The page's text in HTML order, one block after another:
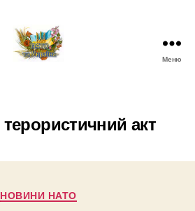
Новини
про
в
Меню
терористичний акт
Категорії
НОВИНИ НАТО